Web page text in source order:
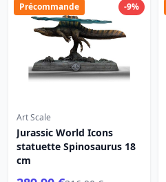
-9%
Précommande
Art Scale
Jurassic World Icons
statuette Spinosaurus 18
cm